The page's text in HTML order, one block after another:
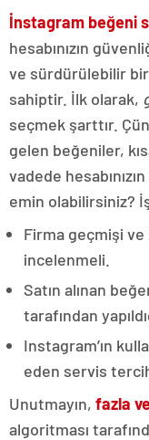
İnstagram beğeni
hesabınızın
ve sürdürülebilir
sahiptir. İlk olarak,
seçmek şarttır.
gelen beğeniler,
vadede
emin olabilirsiniz?
Firma geçmişi
incelenmeli.
Satın alınan
tarafından
Instagram’ın
eden servis
Unutmayın, fazla
algoritması